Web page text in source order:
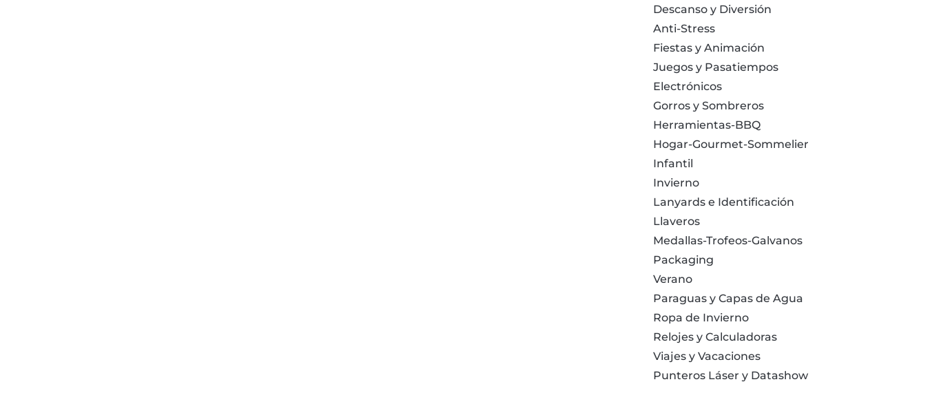
Descanso y Diversión
Anti-Stress
Fiestas y Animación
Juegos y Pasatiempos
Electrónicos
Gorros y Sombreros
Herramientas-BBQ
Hogar-Gourmet-Sommelier
Infantil
Invierno
Lanyards e Identificación
Llaveros
Medallas-Trofeos-Galvanos
Packaging
Verano
Paraguas y Capas de Agua
Ropa de Invierno
Relojes y Calculadoras
Viajes y Vacaciones
Punteros Láser y Datashow